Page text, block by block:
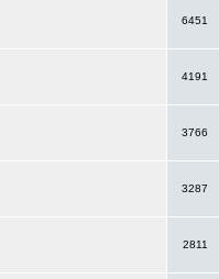
6451
4191
3766
3287
2811